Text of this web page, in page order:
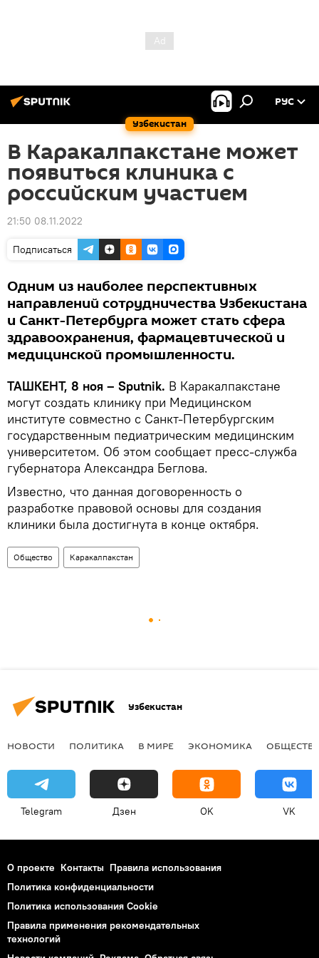
Узбекистан
РУС
В Каракалпакстане может
появиться клиника с
российским участием
21:50 08.11.2022
Подписаться
Одним из наиболее перспективных
направлений сотрудничества Узбекистана
и Санкт-Петербурга может стать сфера
здравоохранения, фармацевтической и
медицинской промышленности.
ТАШКЕНТ, 8 ноя – Sputnik. В Каракалпакстане
могут создать клинику при Медицинском
институте совместно с Санкт‑Петербургским
государственным педиатрическим медицинским
университетом. Об этом сообщает пресс-служба
губернатора Александра Беглова.
Известно, что данная договоренность о
разработке правовой основы для создания
клиники была достигнута в конце октября.
Общество Каракалпакстан
Узбекистан
НОВОСТИ ПОЛИТИКА В МИРЕ ЭКОНОМИКА
Telegram Дзен OK VK
О проекте Контакты Правила использования
Политика конфиденциальности
Политика использования Cookie
Правила применения рекомендательных
технологий